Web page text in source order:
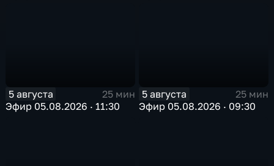
5 августа
25 мин
Эфир 05.08.2026 · 11:30
5 августа
25 мин
Эфир 05.08.2026 · 09:30